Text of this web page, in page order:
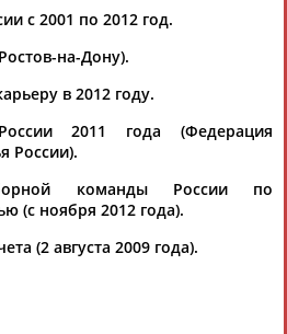
на пост председателя комиссии
России по современному
СТАДИОН
Олимпийского комитета
(художественная
с 2001 по 2012 год.
на-Дону).
в 2012 году.
2011 года (Федерация
России).
команды России по
(с ноября 2012 года).
(2 августа 2009 года).